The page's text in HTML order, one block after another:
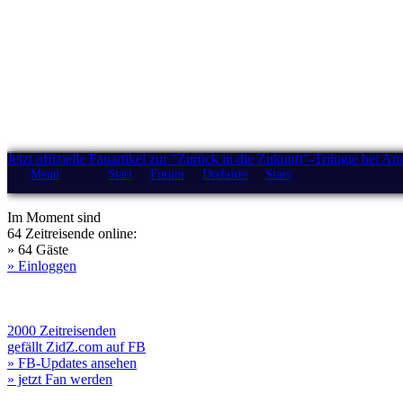
Jetzt offizielle Fanartikel zur "Zurück in die Zukunft"-Trilogie bei
Menü Start Forum Drehorte Stars
Im Moment sind
64 Zeitreisende online:
» 64 Gäste
» Einloggen
2000 Zeitreisenden
gefällt ZidZ.com auf FB
» FB-Updates ansehen
» jetzt Fan werden